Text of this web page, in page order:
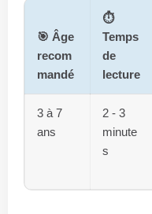
🎯 Âge
recom
mandé
⏱️
Temps
de
lecture
3 à 7
ans
2 - 3
minute
s